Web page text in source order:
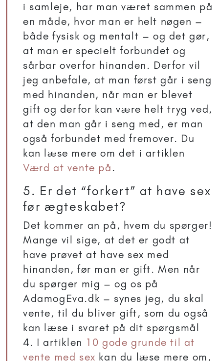
i samleje, har man været sammen på
en måde, hvor man er helt nøgen –
både fysisk og mentalt – og det gør,
at man er specielt forbundet og
sårbar overfor hinanden. Derfor vil
jeg anbefale, at man først går i seng
med hinanden, når man er blevet
gift og derfor kan være helt tryg ved,
at den man går i seng med, er man
også forbundet med fremover. Du
kan læse mere om det i artiklen
Værd at vente på .
5. Er det “forkert” at have sex
før ægteskabet?
Det kommer an på, hvem du spørger!
Mange vil sige, at det er godt at
have prøvet at have sex med
hinanden, før man er gift. Men når
du spørger mig – og os på
AdamogEva.dk – synes jeg, du skal
vente, til du bliver gift, som du også
kan læse i svaret på dit spørgsmål
4. I artiklen 10 gode grunde til at
vente med sex kan du læse mere om,